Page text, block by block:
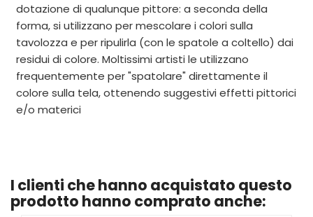
dotazione di qualunque pittore: a seconda della
forma, si utilizzano per mescolare i colori sulla
tavolozza e per ripulirla (con le spatole a coltello) dai
residui di colore. Moltissimi artisti le utilizzano
frequentemente per "spatolare" direttamente il
colore sulla tela, ottenendo suggestivi effetti pittorici
e/o materici
I clienti che hanno acquistato questo
prodotto hanno comprato anche: